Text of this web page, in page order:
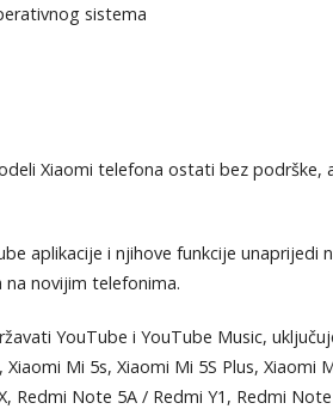
sistema
Xiaomi telefona ostati bez podrške,
aplikacije i njihove funkcije unaprijedi
novijim telefonima.
YouTube i YouTube Music,
Mi 5s, Xiaomi Mi 5S Plus, Xiaomi
Redmi Note 5A / Redmi Y1, Redmi